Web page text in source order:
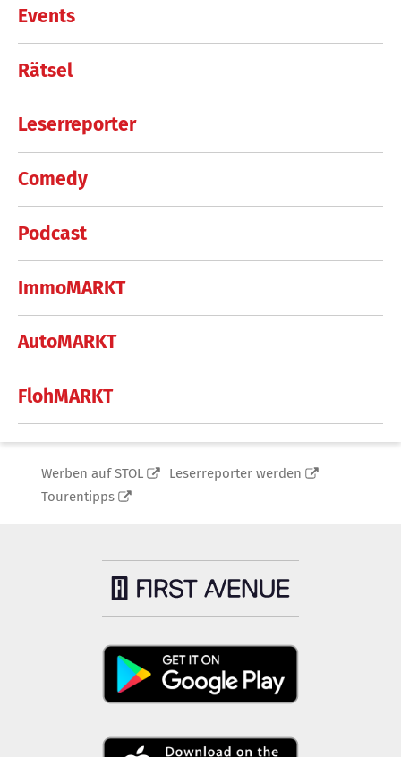
Events
Rätsel
Leserreporter
Comedy
Podcast
ImmoMARKT
AutoMARKT
FlohMARKT
Werben auf STOL
Leserreporter werden
Tourentipps